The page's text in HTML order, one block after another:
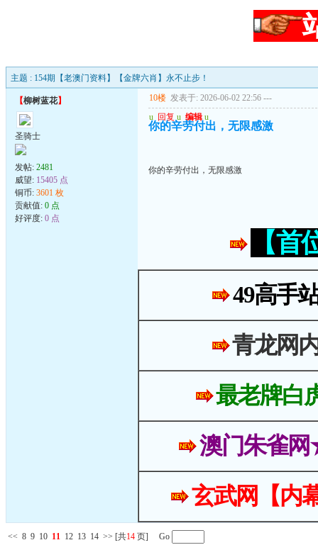
主题 : 154期【老澳门资料】【金牌六肖】永不止步！
【柳树蓝花】
圣骑士
发帖: 2481
威望: 15405 点
铜币: 3601 枚
贡献值: 0 点
好评度: 0 点
10楼 发表于: 2026-06-02 22:56 ---
u 回复 u 编辑 u
你的辛劳付出，无限感激
你的辛劳付出，无限感激
【
49高手
青龙网
最老牌白
澳门朱雀
玄武网【内
<< 8 9 10 11 12 13 14 >> [共14 页] Go